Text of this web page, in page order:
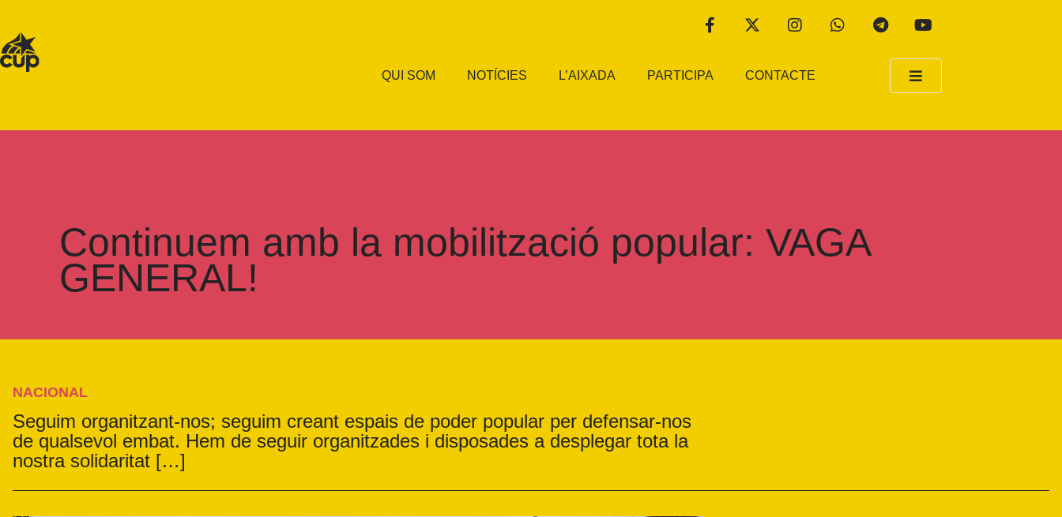
QUI SOM NOTÍCIES L’AIXADA PARTICIPA CONTACTE
Continuem amb la mobilització popular: VAGA
GENERAL!
NACIONAL
Seguim organitzant-nos; seguim creant espais de poder popular per defensar-nos
de qualsevol embat. Hem de seguir organitzades i disposades a desplegar tota la
nostra solidaritat […]